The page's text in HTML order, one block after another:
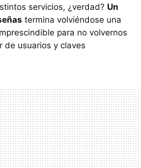
servicios, ¿verdad? Un
termina volviéndose una
para no volvernos
de usuarios y claves